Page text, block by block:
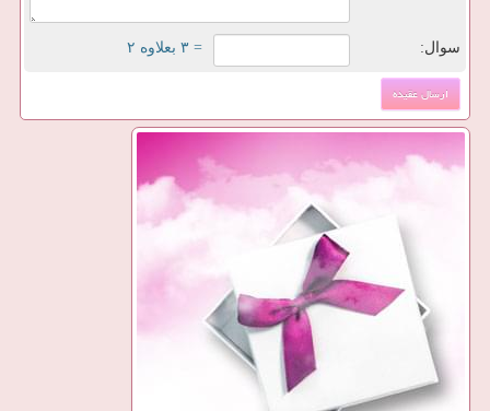
سوال: = ۳ بعلاوه ۲